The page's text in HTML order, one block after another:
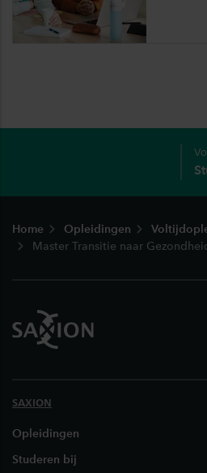
Home Opleidingen
Master Transitie naar
SAXION
Opleidingen
Studeren bij